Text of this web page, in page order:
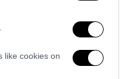
like cookies on